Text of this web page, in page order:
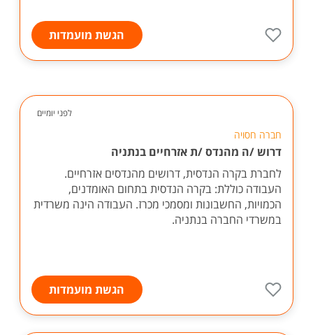
הגשת מועמדות
לפני יומיים
חברה חסויה
דרוש /ה מהנדס /ת אזרחיים בנתניה
לחברת בקרה הנדסית, דרושים מהנדסים אזרחיים.
העבודה כוללת: בקרה הנדסית בתחום האומדנים,
הכמויות, החשבונות ומסמכי מכרז. העבודה הינה משרדית
במשרדי החברה בנתניה.
הגשת מועמדות